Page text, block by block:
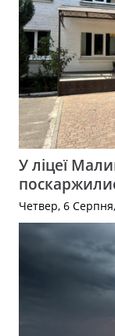
У ліцеї
Четвер, 6